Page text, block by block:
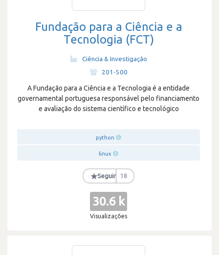
Fundação para a Ciência e a
Tecnologia (FCT)
Ciência & Investigação
201-500
A Fundação para a Ciência e a Tecnologia é a entidade
governamental portuguesa responsável pelo financiamento
e avaliação do sistema científico e tecnológico
python
linux
★Seguir 18
30.6 k
Visualizações